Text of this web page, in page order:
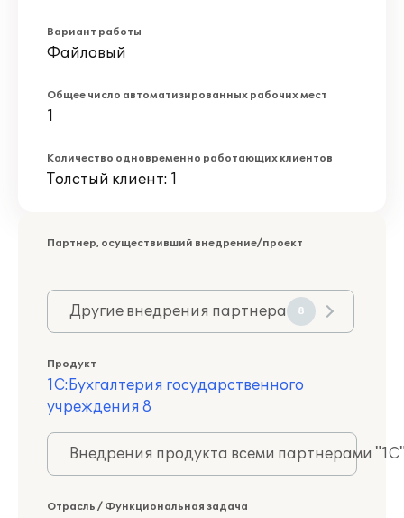
Вариант работы
Файловый
Общее число автоматизированных рабочих мест
1
Количество одновременно работающих клиентов
Толстый клиент: 1
Партнер, осуществивший внедрение/проект
Другие внедрения партнера 8
Продукт
1С:Бухгалтерия государственного
учреждения 8
Внедрения продукта всеми партнерами
Отрасль / Функциональная задача